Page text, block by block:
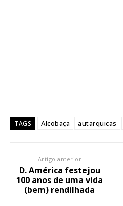
TAGS Alcobaça autarquicas
Artigo anterior
D. América festejou
100 anos de uma vida
(bem) rendilhada